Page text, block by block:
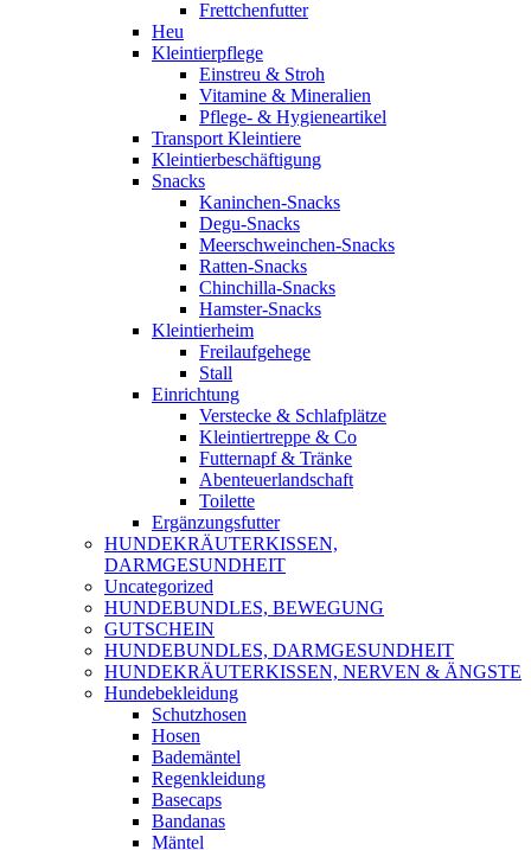
Frettchenfutter
Heu
Kleintierpflege
Einstreu & Stroh
Vitamine & Mineralien
Pflege- & Hygieneartikel
Transport Kleintiere
Kleintierbeschäftigung
Snacks
Kaninchen-Snacks
Degu-Snacks
Meerschweinchen-Snacks
Ratten-Snacks
Chinchilla-Snacks
Hamster-Snacks
Kleintierheim
Freilaufgehege
Stall
Einrichtung
Verstecke & Schlafplätze
Kleintiertreppe & Co
Futternapf & Tränke
Abenteuerlandschaft
Toilette
Ergänzungsfutter
HUNDEKRÄUTERKISSEN,
DARMGESUNDHEIT
Uncategorized
HUNDEBUNDLES, BEWEGUNG
GUTSCHEIN
HUNDEBUNDLES, DARMGESUNDHEIT
HUNDEKRÄUTERKISSEN, NERVEN & ÄNGSTE
Hundebekleidung
Schutzhosen
Hosen
Bademäntel
Regenkleidung
Basecaps
Bandanas
Mäntel